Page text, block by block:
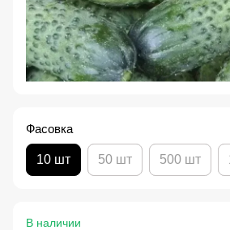
Фасовка
10 шт 50 шт 500 шт
В наличии